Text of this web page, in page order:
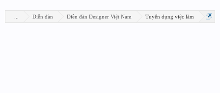
Diễn đàn Diễn đàn Designer Việt Nam Tuyển dụng việc làm